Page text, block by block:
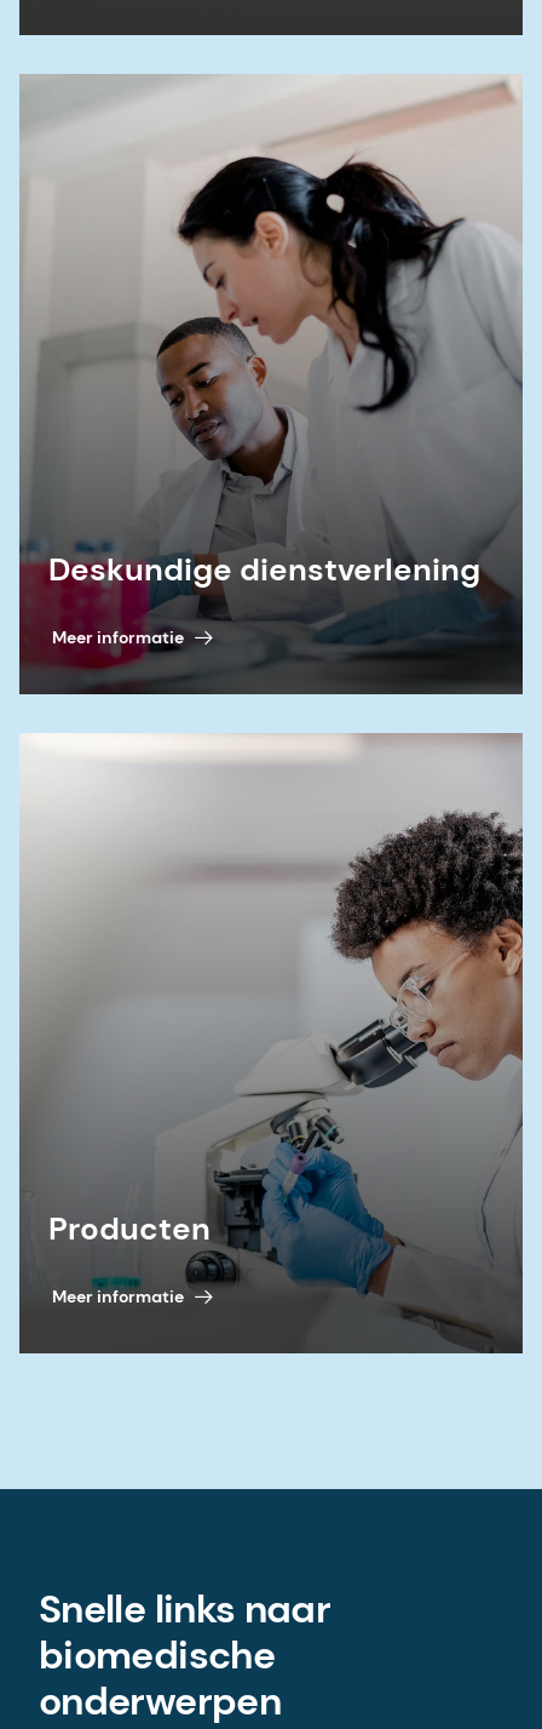
Deskundige dienstverlening
Meer informatie
Producten
Meer informatie
Snelle links naar
biomedische
onderwerpen